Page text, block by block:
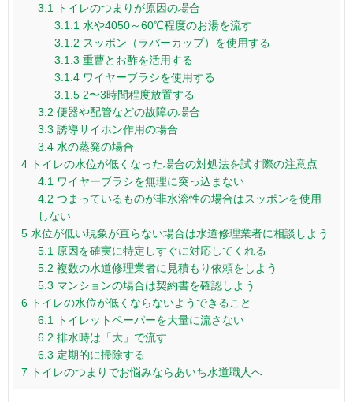
3.1
トイレのつまりが原因の場合
3.1.1 水や4050～60℃程度のお湯を流す
3.1.2 スッポン（ラバーカップ）を使用する
3.1.3 重曹とお酢を活用する
3.1.4ワイヤーブラシを使用する
3.1.52〜3時間程度放置する
3.2 便器や配管などの故障の場合
3.3 誘導サイホン作用の場合
3.4水の蒸発の場合
4 トイレの水位が低くなった場合の対処法を試す際の注意点
4.1 ワイヤーブラシを無理に突っ込まない
4.2 つまっているものが非水溶性の場合はスッポンを使用
しない
5 水位が低い現象が直らない場合は水道修理業者に相談しよう
5.1 原因を確実に特定しすぐに対応してくれる
5.2 複数の水道修理業者に見積もり依頼をしよう
5.3 マンションの場合は契約書を確認しよう
6 トイレの水位が低くならないようできること
6.1
トイレットペーパーを大量に流さない
6.2 排水時は「大」で流す
6.3 定期的に掃除する
7 トイレのつまりでお悩みならあいち水道職人へ